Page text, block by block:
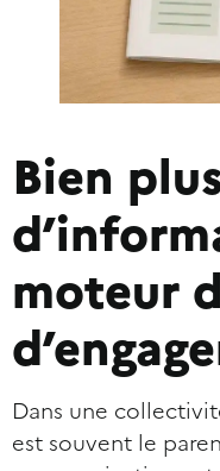
Bien
moteur
Dans une
est souvent le